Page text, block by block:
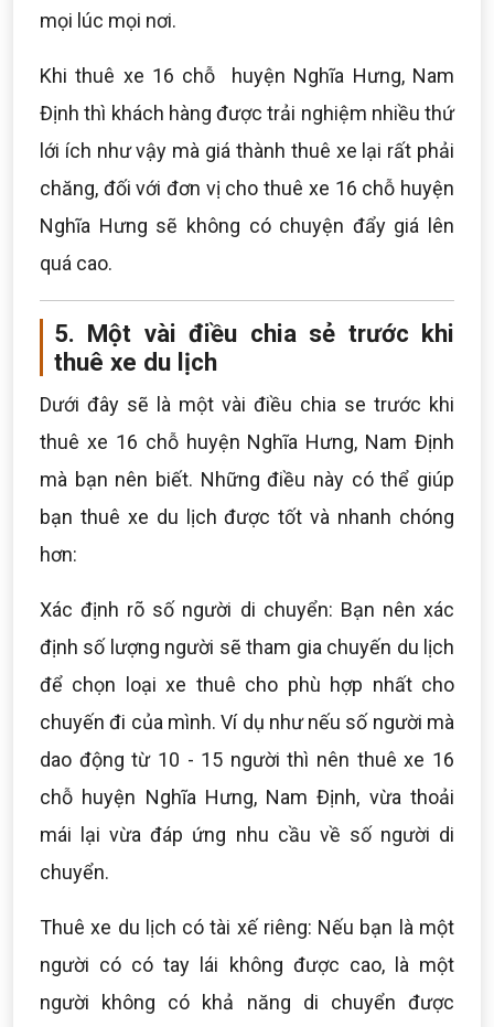
mọi lúc mọi nơi.
Khi thuê xe 16 chỗ huyện Nghĩa Hưng, Nam
Định thì khách hàng được trải nghiệm nhiều thứ
lới ích như vậy mà giá thành thuê xe lại rất phải
chăng, đối với đơn vị cho thuê xe 16 chỗ huyện
Nghĩa Hưng sẽ không có chuyện đẩy giá lên
quá cao.
5. Một vài điều chia sẻ trước khi
thuê xe du lịch
Dưới đây sẽ là một vài điều chia se trước khi
thuê xe 16 chỗ huyện Nghĩa Hưng, Nam Định
mà bạn nên biết. Những điều này có thể giúp
bạn thuê xe du lịch được tốt và nhanh chóng
hơn:
Xác định rõ số người di chuyển: Bạn nên xác
định số lượng người sẽ tham gia chuyến du lịch
để chọn loại xe thuê cho phù hợp nhất cho
chuyến đi của mình. Ví dụ như nếu số người mà
dao động từ 10 - 15 người thì nên thuê xe 16
chỗ huyện Nghĩa Hưng, Nam Định, vừa thoải
mái lại vừa đáp ứng nhu cầu về số người di
chuyển.
Thuê xe du lịch có tài xế riêng: Nếu bạn là một
người có có tay lái không được cao, là một
người không có khả năng di chuyển được